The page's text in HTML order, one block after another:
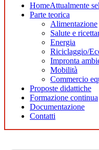
HomeAttualmente
Parte teorica
Alimentazione
Salute e
Energia
Riciclaggio/
Impronta
Mobilità
Commercio
Proposte didattiche
Formazione continua
Documentazione
Contatti